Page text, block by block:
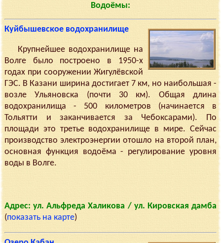
Водоёмы:
Куйбышевское водохранилище
Крупнейшее водохранилище на
Волге было построено в 1950-х
годах при сооружении Жигулёвской
ГЭС. В Казани ширина достигает 7 км, но наибольшая -
возле Ульяновска (почти 30 км). Общая длина
водохранилища - 500 километров (начинается в
Тольятти и заканчивается за Чебоксарами). По
площади это третье водохранилище в мире. Сейчас
производство электроэнергии отошло на второй план,
основная функция водоёма - регулирование уровня
воды в Волге.
Адрес: ул. Альфреда Халикова / ул. Кировская дамба
(показать на карте)